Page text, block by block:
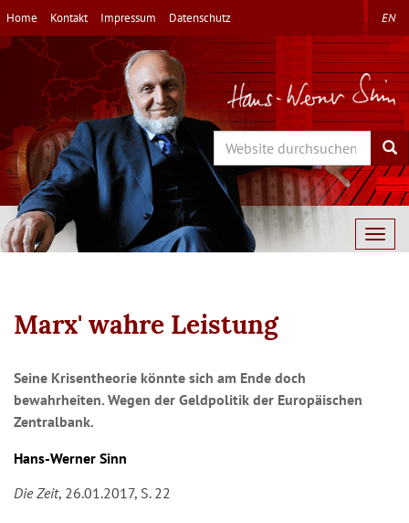
Direkt
zum
Inhalt
Home Kontakt Impressum Datenschutz EN
Search
Marx' wahre Leistung
Seine Krisentheorie könnte sich am Ende doch
bewahrheiten. Wegen der Geldpolitik der Europäischen
Zentralbank.
Hans-Werner Sinn
Die Zeit, 26.01.2017, S. 22